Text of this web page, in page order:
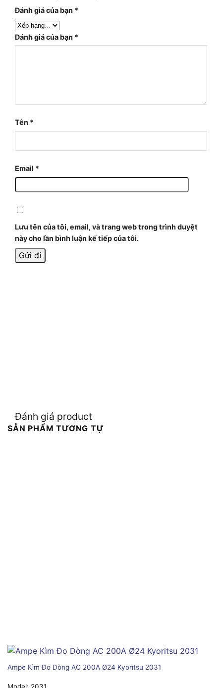
Đánh giá của bạn *
Đánh giá của bạn *
Tên *
Email *
Lưu tên của tôi, email, và trang web trong trình duyệt
này cho lần bình luận kế tiếp của tôi.
Đánh giá product
SẢN PHẨM TƯƠNG TỰ
Ampe Kìm Đo Dòng AC 200A Ø24 Kyoritsu 2031
Model: 2031